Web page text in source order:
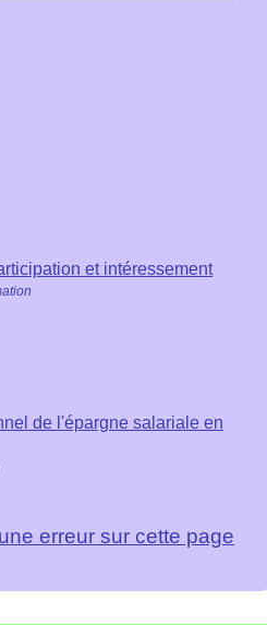
et intéressement
de l'épargne salariale en
erreur sur cette page